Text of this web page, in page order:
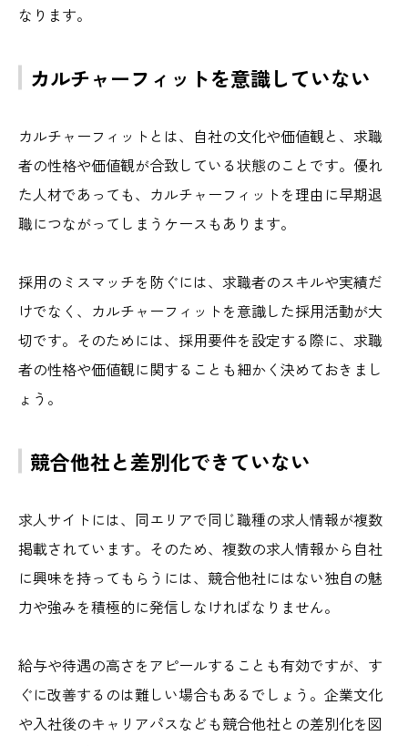
なります。
カルチャーフィットを意識していない
カルチャーフィットとは、自社の文化や価値観と、求職
者の性格や価値観が合致している状態のことです。優れ
た人材であっても、カルチャーフィットを理由に早期退
職につながってしまうケースもあります。
採用のミスマッチを防ぐには、求職者のスキルや実績だ
けでなく、カルチャーフィットを意識した採用活動が大
切です。そのためには、採用要件を設定する際に、求職
者の性格や価値観に関することも細かく決めておきまし
ょう。
競合他社と差別化できていない
求人サイトには、同エリアで同じ職種の求人情報が複数
掲載されています。そのため、複数の求人情報から自社
に興味を持ってもらうには、競合他社にはない独自の魅
力や強みを積極的に発信しなければなりません。
給与や待遇の高さをアピールすることも有効ですが、す
ぐに改善するのは難しい場合もあるでしょう。企業文化
や入社後のキャリアパスなども競合他社との差別化を図